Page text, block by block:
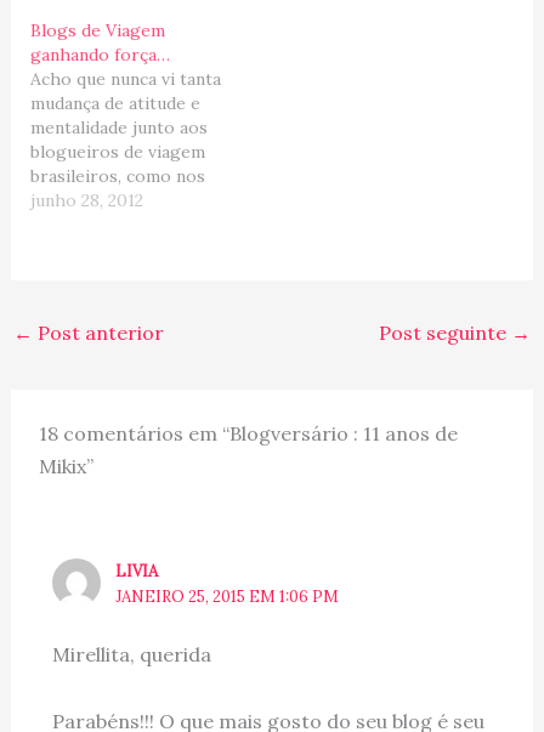
Blogs de Viagem
ganhando força…
Acho que nunca vi tanta
mudança de atitude e
mentalidade junto aos
blogueiros de viagem
brasileiros, como nos
últimos 12 meses … Num
blogs de viagem, que há
tantos anos estão aí
junho 28, 2012
← Post anterior Post seguinte →
18 comentários em “Blogversário : 11 anos de
Mikix”
LIVIA
JANEIRO 25, 2015 EM 1:06 PM
Mirellita, querida
Parabéns!!! O que mais gosto do seu blog é seu